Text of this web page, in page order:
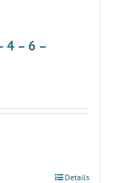
4 – 6 –
Details